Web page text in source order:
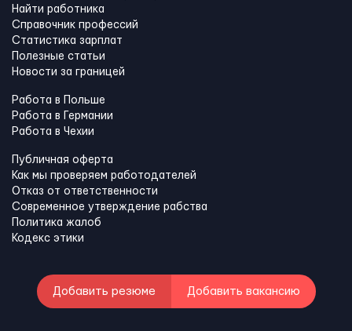
Найти работника
Справочник профессий
Статистика зарплат
Полезные статьи
Новости за границей
Работа в Польше
Работа в Германии
Работа в Чехии
Публичная оферта
Как мы проверяем работодателей
Отказ от ответственности
Современное утверждение рабства
Политика жалоб
Кодекс этики
Добавить резюме Добавить вакансию